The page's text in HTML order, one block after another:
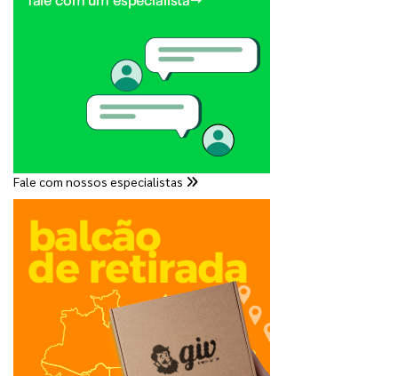
Fale com nossos especialistas